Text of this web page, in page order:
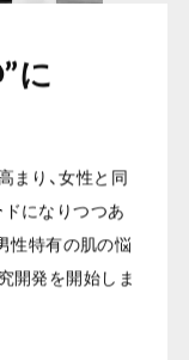
に
まり、女性と同
になりつつあ
性特有の肌の悩
開発を開始しま